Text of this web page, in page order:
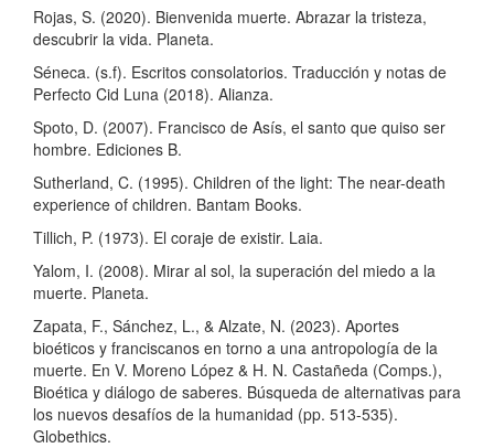
Rojas, S. (2020). Bienvenida muerte. Abrazar la tristeza,
descubrir la vida. Planeta.
Séneca. (s.f). Escritos consolatorios. Traducción y notas de
Perfecto Cid Luna (2018). Alianza.
Spoto, D. (2007). Francisco de Asís, el santo que quiso ser
hombre. Ediciones B.
Sutherland, C. (1995). Children of the light: The near-death
experience of children. Bantam Books.
Tillich, P. (1973). El coraje de existir. Laia.
Yalom, I. (2008). Mirar al sol, la superación del miedo a la
muerte. Planeta.
Zapata, F., Sánchez, L., & Alzate, N. (2023). Aportes
bioéticos y franciscanos en torno a una antropología de la
muerte. En V. Moreno López & H. N. Castañeda (Comps.),
Bioética y diálogo de saberes. Búsqueda de alternativas para
los nuevos desafíos de la humanidad (pp. 513-535).
Globethics.